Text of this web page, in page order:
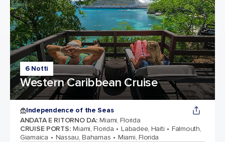
6 Notti
Western Caribbean Cruise
Independence of the Seas
ANDATA E RITORNO DA: Miami, Florida
CRUISE PORTS: Miami, Florida Labadee, Haiti
Falmouth,
Giamaica
Nassau, Bahamas Miami, Florida